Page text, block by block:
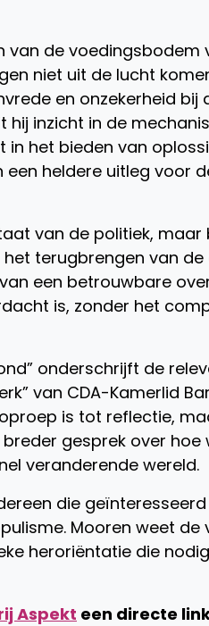
van de voedingsbodem
niet uit de lucht
en onzekerheid bij
hij inzicht in de
het bieden van
heldere uitleg voor
van de politiek,
terugbrengen van de
een betrouwbare
is, zonder het
onderschrijft de
van CDA-Kamerlid
is tot reflectie,
gesprek over hoe
veranderende wereld.
die
Mooren weet de
heroriëntatie die
Aspekt een directe